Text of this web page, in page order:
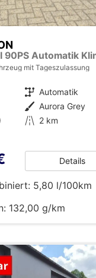
mit Tageszulassung
Getriebe Automatik
Außenfarbe Aurora Grey
Kilometerstand 2 km
Details
5,80 l/100km
132,00 g/km